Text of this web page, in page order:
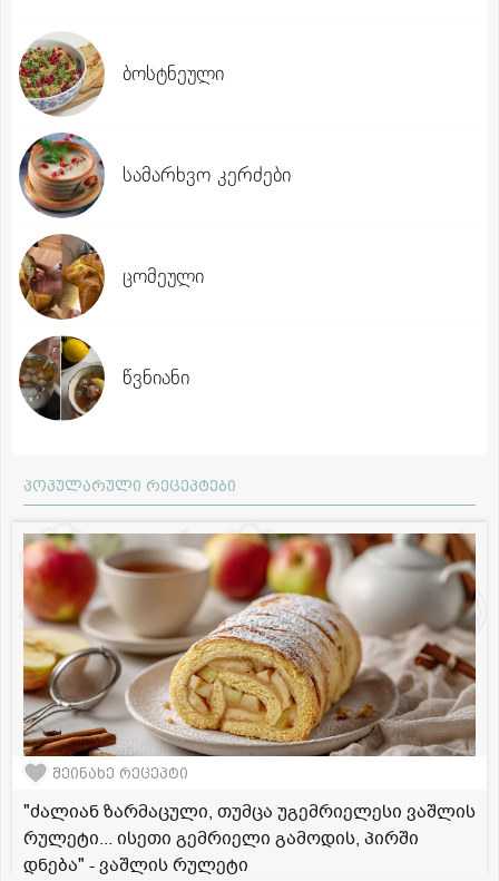
ბოსტნეული
სამარხვო კერძები
ცომეული
წვნიანი
პოპულარული რეცეპტები
შეინახე რეცეპტი
"ძალიან ზარმაცული, თუმცა უგემრიელესი ვაშლის
რულეტი... ისეთი გემრიელი გამოდის, პირში
დნება" - ვაშლის რულეტი